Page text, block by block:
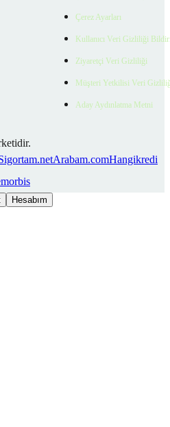
Çerez Ayarları
Kullanıcı Veri Gizliliği
Ziyaretçi Veri Gizliliği
Müşteri Yetkilisi Veri
Aday Aydınlatma Metni
Arabam.comHangikredi
Hesabım